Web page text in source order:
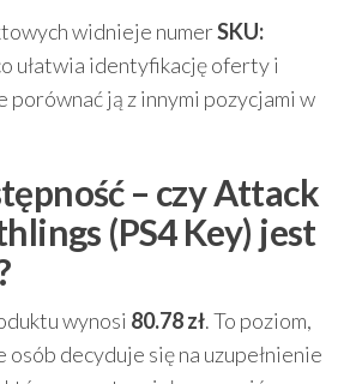
widnieje numerSKU:
ułatwia identyfikację oferty i
porównać ją z innymi pozycjami w
– czy Attack
(PS4 Key) jest
wynosi 80.78 zł. To poziom,
decyduje się na uzupełnienie